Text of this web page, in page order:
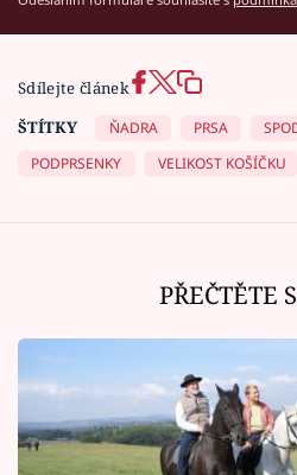
Sdílejte článek
ŠTÍTKY
ŇADRA PRSA
PODPRSENKY
VELIKOST KOŠÍČKU
PŘEČTĚTE